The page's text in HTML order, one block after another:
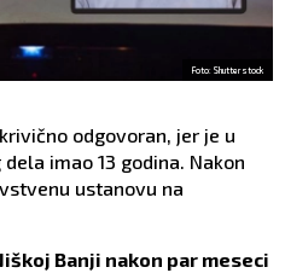
Foto: Shutterstock
odgovoran, jer je u
imao 13 godina. Nakon
ustanovu na
Banji nakon par meseci